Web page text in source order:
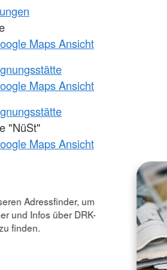
Maps Ansicht
Maps Ansicht
"NüSt"
Maps Ansicht
Adressfinder, um
und Infos über DRK-
finden.